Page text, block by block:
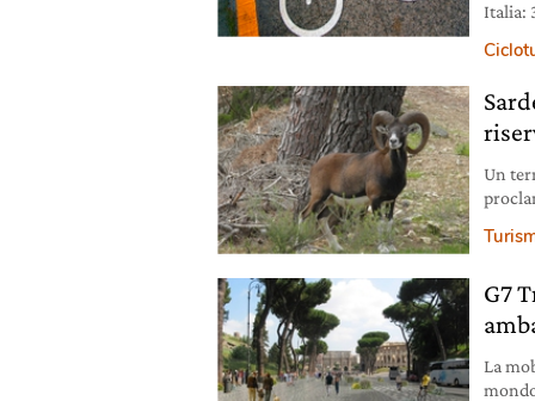
Italia:
Un
G7
La